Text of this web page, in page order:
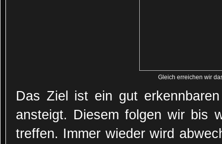
Gleich erreichen wir
Das Ziel ist ein gut
ansteigt. Diesem folgen wir bis
treffen. Immer wieder wird